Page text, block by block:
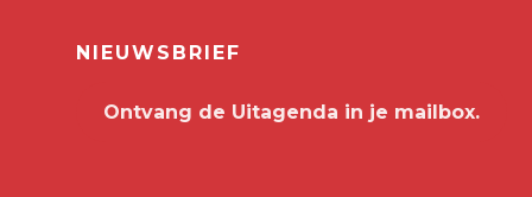
NIEUWSBRIEF